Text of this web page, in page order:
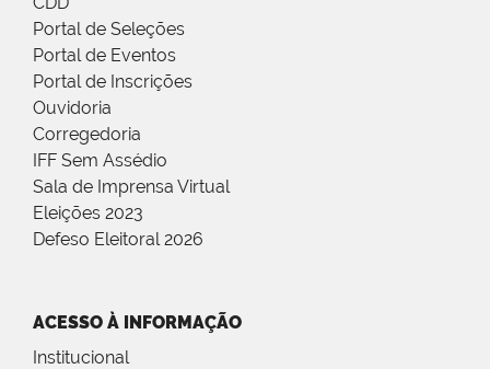
Portal de Seleções
Portal de Eventos
Portal de Inscrições
Ouvidoria
Corregedoria
IFF Sem Assédio
Sala de Imprensa Virtual
Eleições 2023
Defeso Eleitoral 2026
ACESSO À INFORMAÇÃO
Institucional